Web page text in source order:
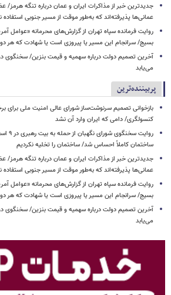
جدیدترین خبر از مذاکرات ایران و عمان درباره تنگه
عمانی‌ها پذیرفته‌اند که به‌طور موقت از مسیر جنوبی استفاده
روایت فرمانده سپاه تهران از گزارش‌های محرمانه «عوامل
بسیج/ سرانجام این مسیر یا پیروزی است یا شهادت که هر
آخرین تصمیم دولت درباره سهمیه و قیمت بنزین/ سخنگوی
می‌یابد
پربیننده‌ترین
بازخوانی تصمیم سرنوشت‌ساز شورای عالی امنیت ملی برای
کنسولگری/ دامی که ایران وارد آن نشد
ساختمان کاملاً احساس شد/ ساختمان را تخلیه نکردیم
جدیدترین خبر از مذاکرات ایران و عمان درباره تنگه
عمانی‌ها پذیرفته‌اند که به‌طور موقت از مسیر جنوبی استفاده
روایت فرمانده سپاه تهران از گزارش‌های محرمانه «عوامل
بسیج/ سرانجام این مسیر یا پیروزی است یا شهادت که هر
آخرین تصمیم دولت درباره سهمیه و قیمت بنزین/ سخنگوی
می‌یابد